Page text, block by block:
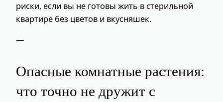
риски, если вы не готовы жить в стерильной
квартире без цветов и вкусняшек.
—
Опасные комнатные растения:
что точно не дружит с